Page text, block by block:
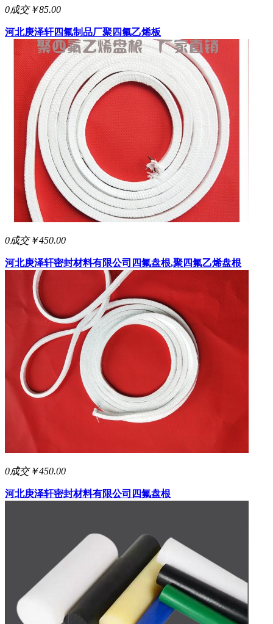
0成交￥85.00
河北庚泽轩四氟制品厂聚四氟乙烯板
0成交￥450.00
河北庚泽轩密封材料有限公司 四氟盘根,聚四氟乙烯盘根
0成交￥450.00
河北庚泽轩密封材料有限公司 四氟盘根